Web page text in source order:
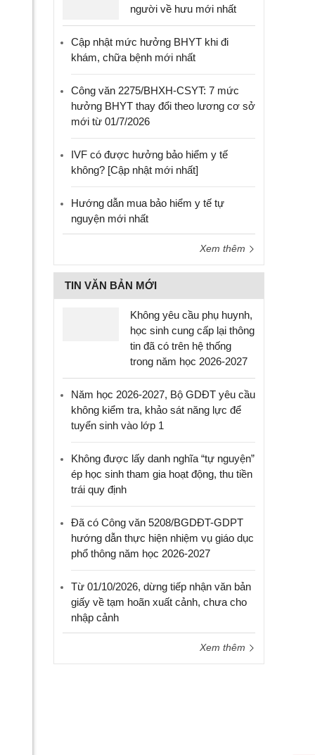
người về hưu mới nhất
Cập nhật mức hưởng BHYT khi đi
khám, chữa bệnh mới nhất
Công văn 2275/BHXH-CSYT: 7 mức
hưởng BHYT thay đổi theo lương cơ sở
mới từ 01/7/2026
IVF có được hưởng bảo hiểm y tế
không? [Cập nhật mới nhất]
Hướng dẫn mua bảo hiểm y tế tự
nguyện mới nhất
Xem thêm
TIN VĂN BẢN MỚI
Không yêu cầu phụ huynh,
học sinh cung cấp lại thông
tin đã có trên hệ thống
trong năm học 2026-2027
Năm học 2026-2027, Bộ GDĐT yêu cầu
không kiểm tra, khảo sát năng lực để
tuyển sinh vào lớp 1
Không được lấy danh nghĩa “tự nguyện”
ép học sinh tham gia hoạt động, thu tiền
trái quy định
Đã có Công văn 5208/BGDĐT-GDPT
hướng dẫn thực hiện nhiệm vụ giáo dục
phổ thông năm học 2026-2027
Từ 01/10/2026, dừng tiếp nhận văn bản
giấy về tạm hoãn xuất cảnh, chưa cho
nhập cảnh
Xem thêm